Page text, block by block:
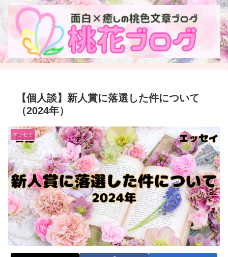
【個人談】新人賞に落選した件について
（2024年）
エッセイ